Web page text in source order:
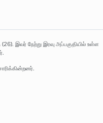
இவர் நேற்று இரவு அப்பகுதியில் உள்ள